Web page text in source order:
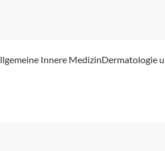
Innere MedizinDermatologie